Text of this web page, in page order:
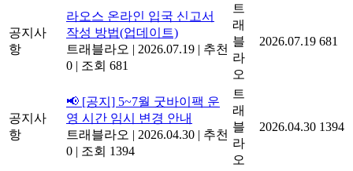
공지사
항
라오스 온라인 입국 신고서
작성 방법(업데이트)
트래블라오 | 2026.07.19 | 추천
0 | 조회 681
트
래
블
라
오
2026.07.19 681
공지사
항
📢 [공지] 5~7월 굿바이팩 운
영 시간 임시 변경 안내
트래블라오 | 2026.04.30 | 추천
0 | 조회 1394
트
래
블
라
오
2026.04.30 1394